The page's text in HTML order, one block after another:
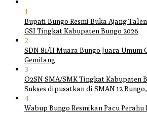
1
Bupati Bungo Resmi Buka Ajang
GSI Tingkat Kabupaten Bungo 2026
2
SDN 81/II Muara Bungo Juara Umum
Gemilang
3
O2SN SMA/SMK Tingkat Kabupaten
Sukses dipusatkan di SMAN 12 Bungo,
4
Wabup Bungo Resmikan Pacu